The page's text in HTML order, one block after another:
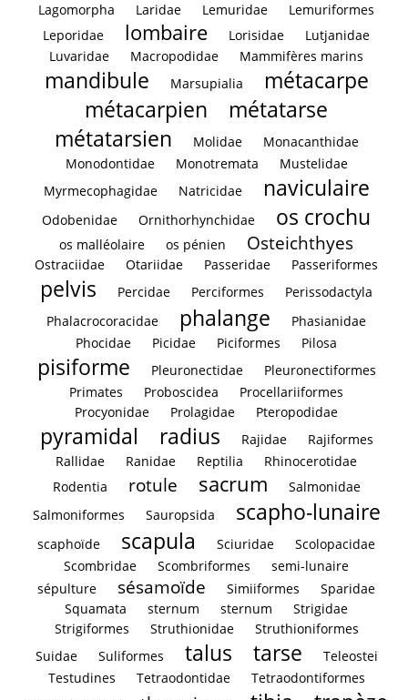
Lagomorpha Laridae Lemuridae
Lemuriformes
Leporidae
lombaire Lorisidae
Lutjanidae
Luvaridae
Macropodidae Mammifères marins
mandibule Marsupialia
métacarpe
métacarpien
métatarse
métatarsien
Molidae
Monacanthidae
Monodontidae
Monotremata
Mustelidae
Myrmecophagidae
Natricidae naviculaire
Odobenidae Ornithorhynchidae os crochu
os malléolaire os pénien Osteichthyes
Ostraciidae Otariidae Passeridae Passeriformes
pelvis Percidae Perciformes
Perissodactyla
Phalacrocoracidae
phalange
Phasianidae
Phocidae
Picidae Piciformes Pilosa
pisiforme Pleuronectidae
Pleuronectiformes
Primates
Proboscidea
Procellariiformes
Procyonidae
Prolagidae Pteropodidae
pyramidal radius Rajidae
Rajiformes
Rallidae
Ranidae Reptilia
Rhinocerotidae
Rodentia
rotule sacrum
Salmonidae
Salmoniformes
Sauropsida scapho-lunaire
scaphoïde scapula Sciuridae
Scolopacidae
Scombridae
Scombriformes
semi-lunaire
sépulture
sésamoïde Simiiformes
Sparidae
Squamata
sternum sternum
Strigidae
Strigiformes
Struthionidae
Struthioniformes
Suidae
Suliformes talus tarse
Teleostei
Testudines
Tetraodontidae
Tetraodontiformes